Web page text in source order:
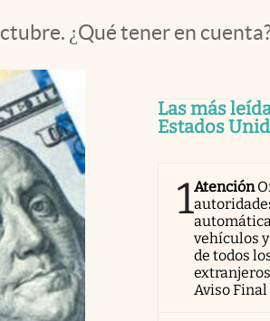
¿Qué tener en
Las más
Estados
1Atención
vehículos
de todos
Aviso Final